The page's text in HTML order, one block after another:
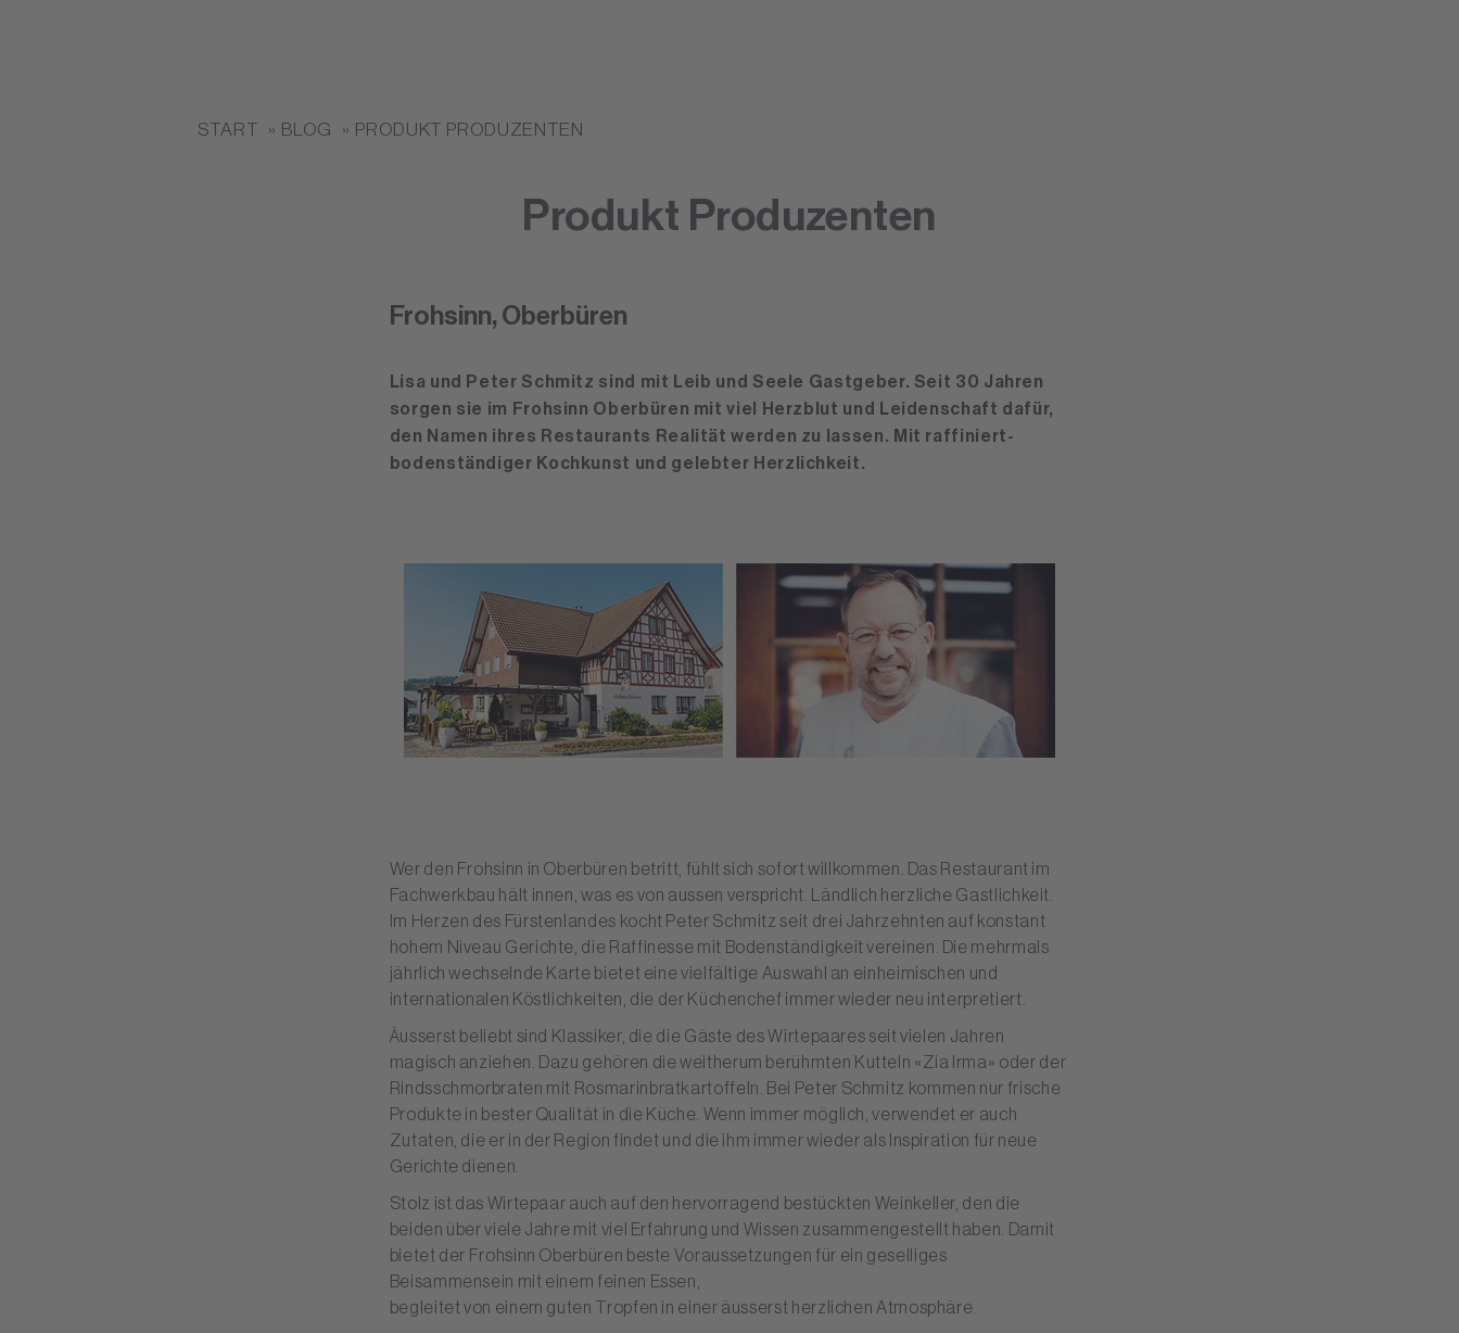
START BLOG PRODUKT PRODUZENTEN
Produkt Produzenten
Frohsinn, Oberbüren
Lisa und Peter Schmitz sind mit Leib und Seele Gastgeber. Seit 30 Jahren
sorgen sie im Frohsinn Oberbüren mit viel Herzblut und Leidenschaft dafür,
den Namen ihres Restaurants Realität werden zu lassen. Mit raffiniert-
bodenständiger Kochkunst und gelebter Herzlichkeit.
Wer den Frohsinn in Oberbüren betritt, fühlt sich sofort willkommen. Das Restaurant im
Fachwerkbau hält innen, was es von aussen verspricht. Ländlich herzliche Gastlichkeit.
Im Herzen des Fürstenlandes kocht Peter Schmitz seit drei Jahrzehnten auf konstant
hohem Niveau Gerichte, die Raffinesse mit Bodenständigkeit vereinen. Die mehrmals
jährlich wechselnde Karte bietet eine vielfältige Auswahl an einheimischen und
internationalen Köstlichkeiten, die der Küchenchef immer wieder neu interpretiert.
Äusserst beliebt sind Klassiker, die die Gäste des Wirtepaares seit vielen Jahren
magisch anziehen. Dazu gehören die weitherum berühmten Kutteln «Zia Irma» oder der
Rindsschmorbraten mit Rosmarinbratkartoffeln. Bei Peter Schmitz kommen nur frische
Produkte in bester Qualität in die Küche. Wenn immer möglich, verwendet er auch
Zutaten, die er in der Region findet und die ihm immer wieder als Inspiration für neue
Gerichte dienen.
Stolz ist das Wirtepaar auch auf den hervorragend bestückten Weinkeller, den die
beiden über viele Jahre mit viel Erfahrung und Wissen zusammengestellt haben. Damit
bietet der Frohsinn Oberbüren beste Voraussetzungen für ein geselliges
Beisammensein mit einem feinen Essen,
begleitet von einem guten Tropfen in einer äusserst herzlichen Atmosphäre.